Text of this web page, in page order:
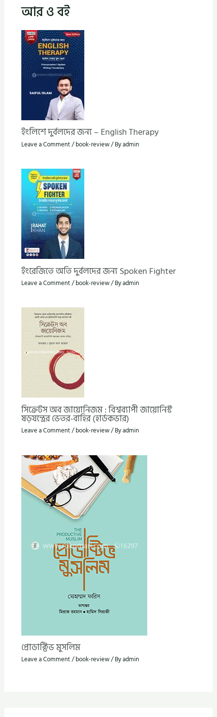
আর ও বই
ইংলিশে দুর্বলদের জন্য – English Therapy
Leave a Comment/book-review/ Byadmin
ইংরেজিতে অতি দুর্বলদের জন্য Spoken Fighter
Leave a Comment/book-review/ Byadmin
সিক্রেটস অব জায়োনিজম : বিশ্বব্যাপী জায়োনিস্ট
ষড়যন্ত্রের ভেতর-বাহির (হার্ডকভার)
Leave a Comment/book-review/ Byadmin
প্রোডাক্টিভ মুসলিম
Leave a Comment/book-review/ Byadmin